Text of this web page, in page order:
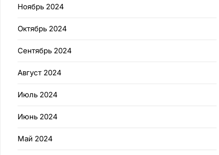
Ноябрь 2024
Октябрь 2024
Сентябрь 2024
Август 2024
Июль 2024
Июнь 2024
Май 2024